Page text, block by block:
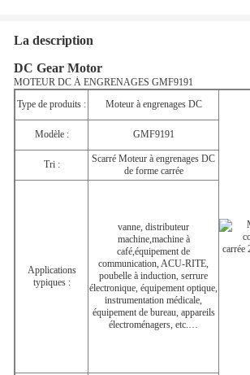
La description
DC Gear Motor
MOTEUR DC À ENGRENAGES GMF9191
Type de produits :
Moteur à engrenages DC
Modèle : GMF9191
Tri : Scarré Moteur à engrenages DC
de forme carrée
Applications
typiques :
vanne, distributeur
machine,machine à
café,équipement de
communication, ACU-RITE,
poubelle à induction, serrure
électronique, équipement optique,
instrumentation médicale,
équipement de bureau, appareils
électroménagers, etc.…